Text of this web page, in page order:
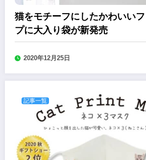
猫をモチーフにしたかわいい
プに大入り袋が新発売
2020年12月25日
記事一覧